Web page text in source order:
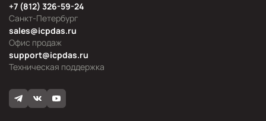
Офис продаж
sales@icpdas.ru
Санкт-Петербург
+7 (812) 326-59-24
Техническая поддержка
support@icpdas.ru